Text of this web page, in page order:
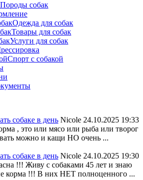
Породы собак
Одежда для собак
Товары для собак
Услуги для собак
Спорт с собакой
собаке в день Nicole 24.10.2025 19:33
, это или мясо или рыба или творог
можно и кащи НО очень ...
собаке в день Nicole 24.10.2025 19:30
!!! Живу с собаками 45 лет и знаю
корма !!! В них НЕТ полноценного ...